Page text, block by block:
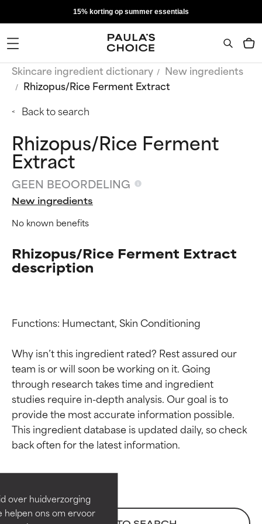
over huidverzorging
helpen ons om ervoor
15% korting op summer essentials
Skincare ingredient dictionary
New ingredients
Rhizopus/Rice Ferment Extract
Back to search
Rhizopus/Rice Ferment
Extract
GEEN BEOORDELING
New ingredients
No known benefits
Rhizopus/Rice Ferment Extract
description
Functions: Humectant, Skin Conditioning
Why isn’t this ingredient rated? Rest assured our
team is or will soon be working on it. Going
through research takes time and ingredient
studies require in-depth analysis. Our goal is to
provide the most accurate information possible.
This ingredient database is updated daily, so check
Beoordelingen van
ingrediënten
Bewezen en ondersteund door
onafhankelijk onderzoek.
Beoordelingen van
ingrediënten
Bewezen en ondersteund door
onafhankelijk onderzoek.